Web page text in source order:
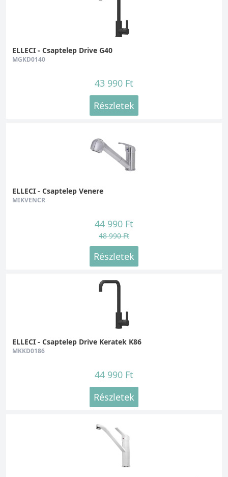
ELLECI - Csaptelep Drive G40
MGKD0140
43 990 Ft
Részletek
ELLECI - Csaptelep Venere
MIKVENCR
44 990 Ft
48 990 Ft
Részletek
ELLECI - Csaptelep Drive Keratek K86
MKKD0186
44 990 Ft
Részletek